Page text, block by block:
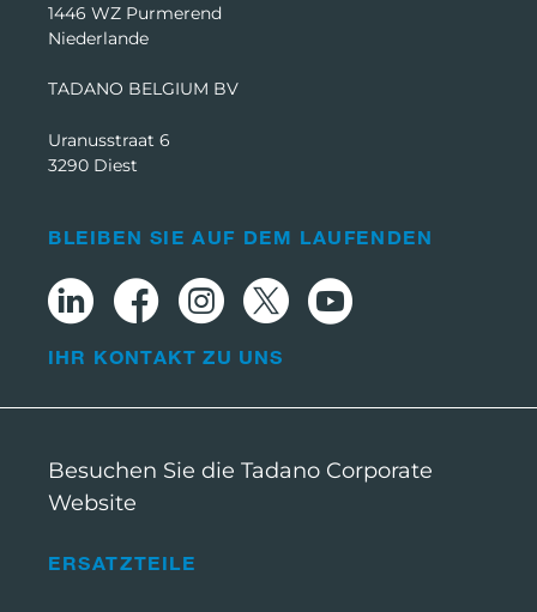
1446 WZ Purmerend
Niederlande
TADANO BELGIUM BV
Uranusstraat 6
3290 Diest
ERSATZTEILE
BLEIBEN SIE AUF DEM LAUFENDEN
IHR KONTAKT ZU UNS
Besuchen Sie die Tadano Corporate
Website